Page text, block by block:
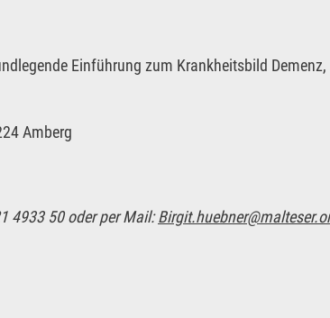
Einführung zum Krankheitsbild
Amberg
4933 50 oder per Mail: